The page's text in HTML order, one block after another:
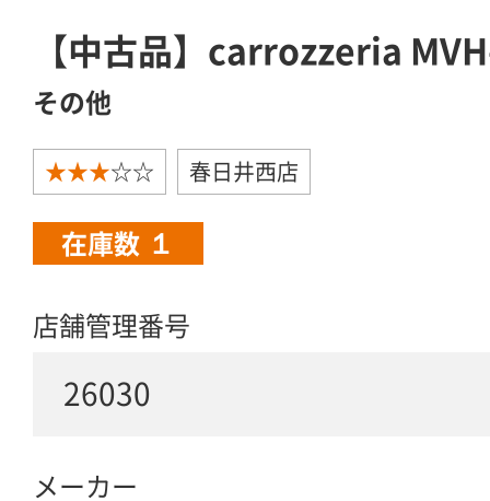
【中古品】carrozzeria
その他
★★★☆☆ 春日井西店
在庫数 １
店舗管理番号
26030
メーカー